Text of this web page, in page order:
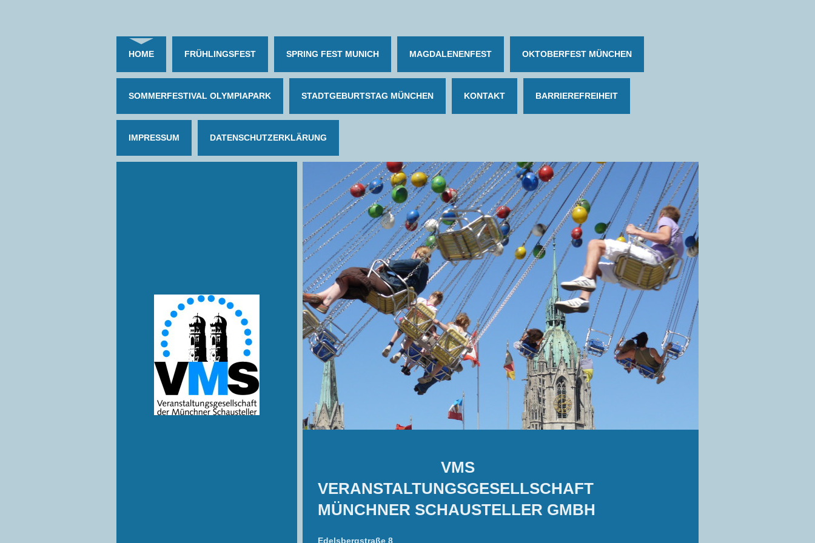
HOME FRÜHLINGSFEST SPRING FEST MUNICH MAGDALENENFEST OKTOBERFEST MÜNCHEN
SOMMERFESTIVAL OLYMPIAPARK STADTGEBURTSTAG MÜNCHEN KONTAKT BARRIEREFREIHEIT
IMPRESSUM DATENSCHUTZERKLÄRUNG
VMS
VERANSTALTUNGSGESELLSCHAFT
MÜNCHNER SCHAUSTELLER GMBH
Edelsbergstraße 8